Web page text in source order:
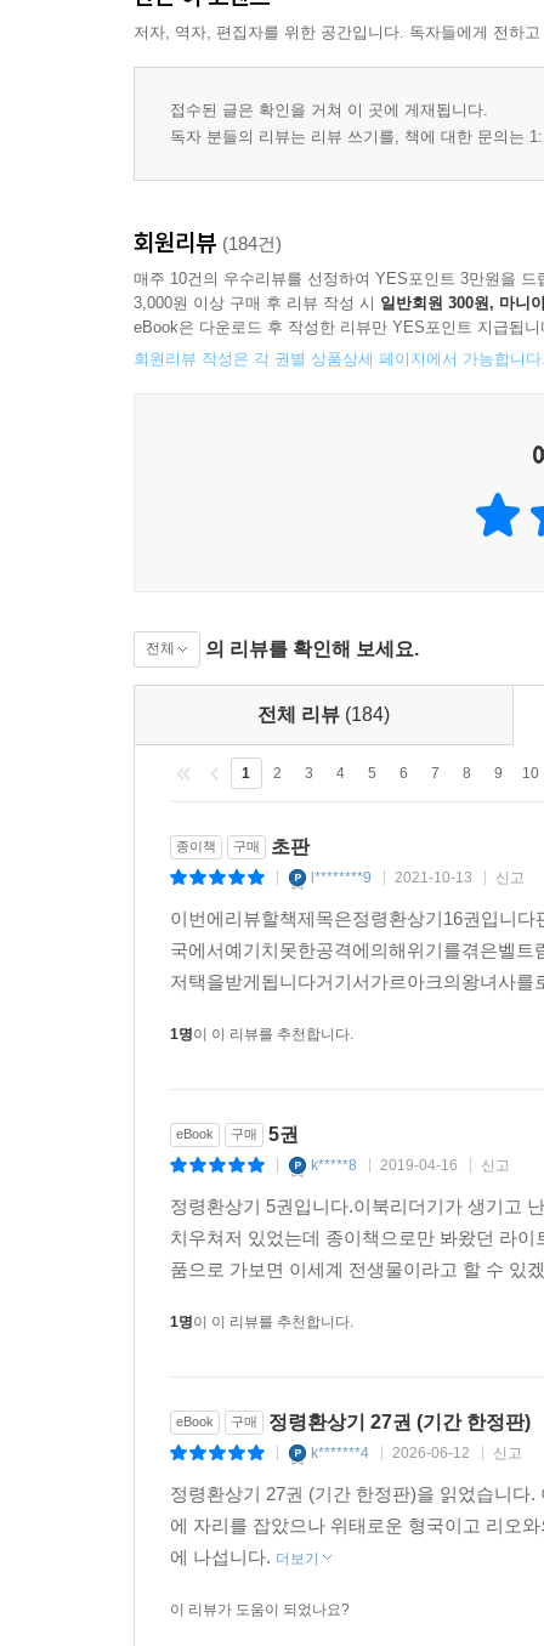
저자, 역자, 편집자를 위한 공간입니다. 독자들에게 전하
접수된 글은 확인을 거쳐 이 곳에 게재됩니다.
독자 분들의 리뷰는 리뷰 쓰기를, 책에 대한 문의는
회원리뷰 (184건)
매주 10건의 우수리뷰를 선정하여 YES포인트 3만원을 드
3,000원 이상 구매 후 리뷰 작성 시 일반회원 300원, 마니
eBook은 다운로드 후 작성한 리뷰만 YES포인트 지급됩니
회원리뷰 작성은 각 권별 상품상세 페이지에서 가능합니
전체 의 리뷰를 확인해 보세요.
전체 리뷰 (184)
1 2 3 4 5 6 7 8 9 10
종이책 구매 초판
l********9 2021-10-13 신고
이번에리뷰할책제목은정령환상기16권입니
국에서예기치못한공격에의해위기를겪은벨
저택을받게됩니다거기서가르아크의왕녀사
1명이 이 리뷰를 추천합니다.
eBook 구매 5권
k*****8 2019-04-16 신고
정령환상기 5권입니다.이북리더기가 생기고
치우쳐저 있었는데 종이책으로만 봐왔던 라
품으로 가보면 이세계 전생물이라고 할 수 있
1명이 이 리뷰를 추천합니다.
eBook 구매 정령환상기 27권 (기간 한정판)
k*******4 2026-06-12 신고
정령환상기 27권 (기간 한정판)을 읽었습니다
에 자리를 잡았으나 위태로운 형국이고 리오
에 나섭니다. 더보기
이 리뷰가 도움이 되었나요?